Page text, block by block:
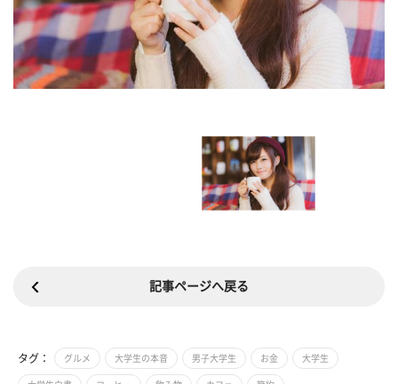
記事ページへ戻る
タグ： グルメ 大学生の本音 男子大学生 お金 大学生